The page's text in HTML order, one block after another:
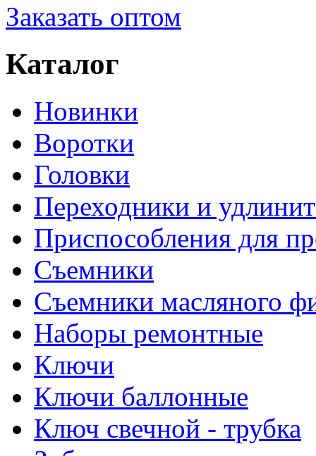
Заказать оптом
Каталог
Новинки
Воротки
Головки
Переходники и
Приспособления для
Съемники
Съемники масляного
Наборы ремонтные
Ключи
Ключи баллонные
Ключ свечной - трубка